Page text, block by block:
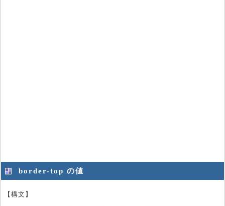
border-top の値
【構文】